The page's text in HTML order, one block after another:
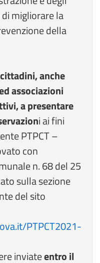
migliorare la
della
anche
associazioni
a presentare
i ai fini
PTPCT –
con
n. 68 del 25
sulla sezione
del sito
PTPCT2021-
inviateentro il